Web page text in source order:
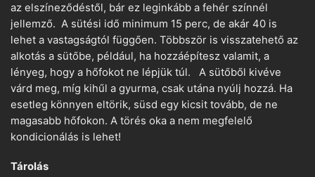
az elszíneződéstől, bár ez leginkább a fehér színnél
jellemző. A sütési idő minimum 15 perc, de akár 40 is
lehet a vastagságtól függően. Többször is visszatehető az
alkotás a sütőbe, például, ha hozzáépítesz valamit, a
lényeg, hogy a hőfokot ne lépjük túl. A sütőből kivéve
várd meg, míg kihűl a gyurma, csak utána nyúlj hozzá. Ha
esetleg könnyen eltörik, süsd egy kicsit tovább, de ne
magasabb hőfokon. A törés oka a nem megfelelő
kondicionálás is lehet!
Tárolás